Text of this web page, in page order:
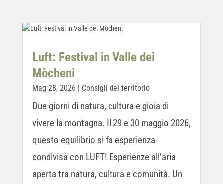
Luft: Festival in Valle dei
Mòcheni
Mag 28, 2026 | Consigli del territorio
Due giorni di natura, cultura e gioia di
vivere la montagna. Il 29 e 30 maggio 2026,
questo equilibrio si fa esperienza
condivisa con LUFT! Esperienze all’aria
aperta tra natura, cultura e comunità. Un